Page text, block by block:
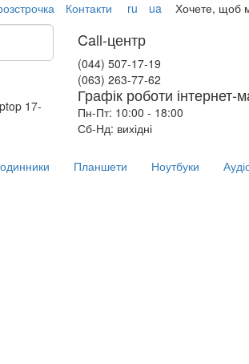
Контакти ru ua Хочете, щоб
17-
Call-центр
(044) 507-17-19
(063) 263-77-62
Графік роботи інтернет-
Пн-Пт: 10:00 - 18:00
Сб-Нд: вихідні
Планшети Ноутбуки